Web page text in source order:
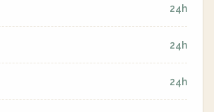
24h
24h
24h